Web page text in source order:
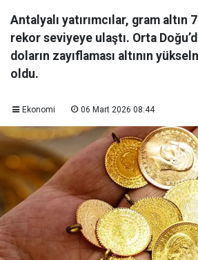
Antalyalı yatırımcılar, gram altın
rekor seviyeye ulaştı. Orta
doların zayıflaması altının
oldu.
Ekonomi 06 Mart 2026 08:44